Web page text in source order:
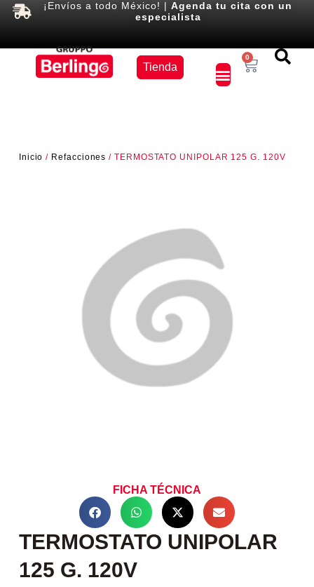
¡Envíos a todo México! |Agenda tu cita con un
especialista
Tienda
0
Inicio / Refacciones / TERMOSTATO UNIPOLAR 125 G. 120V
FICHA TÉCNICA
TERMOSTATO UNIPOLAR
125 G. 120V